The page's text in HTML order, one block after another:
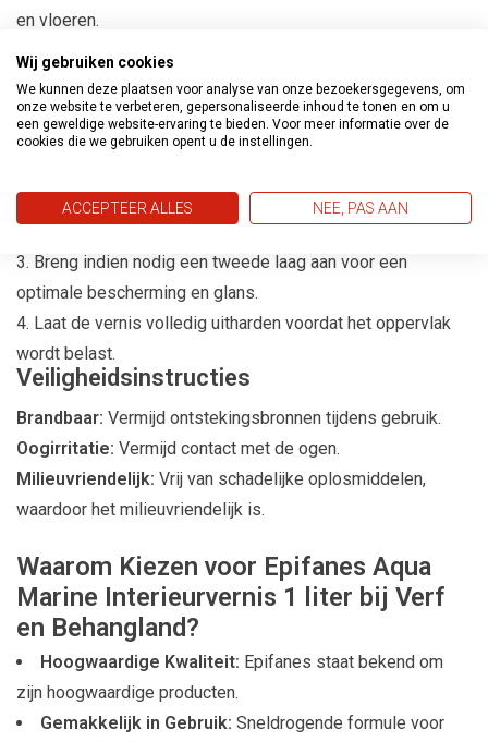
en vloeren.
en tweecomponent interieursystemen.
Gebruiksaanwijzing
Breng de interieurvernis gelijkmatig aan op het
Laat de eerste laag goed drogen volgens de aanbevolen
droogtijd.
Breng indien nodig een tweede laag aan voor een
optimale bescherming en glans.
Laat de vernis volledig uitharden voordat het oppervlak
wordt belast.
Veiligheidsinstructies
Brandbaar: Vermijd ontstekingsbronnen tijdens gebruik.
Oogirritatie: Vermijd contact met de ogen.
Milieuvriendelijk: Vrij van schadelijke oplosmiddelen,
waardoor het milieuvriendelijk is.
Waarom Kiezen voor Epifanes Aqua
Marine Interieurvernis 1 liter bij Verf
en Behangland?
Hoogwaardige Kwaliteit: Epifanes staat bekend om
zijn hoogwaardige producten.
Gemakkelijk in Gebruik: Sneldrogende formule voor
Wij gebruiken cookies
We kunnen deze plaatsen voor analyse van onze bezoekersgegevens, om
onze website te verbeteren, gepersonaliseerde inhoud te tonen en om u
een geweldige website-ervaring te bieden. Voor meer informatie over de
cookies die we gebruiken opent u de instellingen.
ACCEPTEER ALLES NEE, PAS AAN